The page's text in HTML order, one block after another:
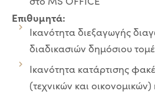
Επιθυμητά:
Ικανότητα διεξαγωγής
διαδικασιών δημόσιου
Ικανότητα κατάρτισης
(τεχνικών και